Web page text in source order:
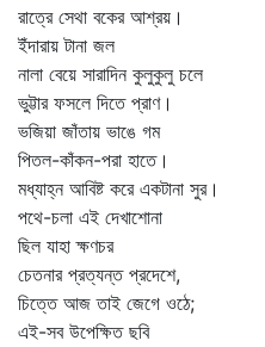
রাত্রে সেথা বকের আশ্রয়।
ইঁদারায় টানা জল
নালা বেয়ে সারাদিন কুলুকুলু চলে
ভুট্টার ফসলে দিতে প্রাণ।
ভজিয়া জাঁতায় ভাঙে গম
পিতল-কাঁকন-পরা হাতে।
মধ্যাহ্ন আবিষ্ট করে একটানা সুর।
পথে-চলা এই দেখাশোনা
ছিল যাহা ক্ষণচর
চেতনার প্রত্যন্ত প্রদেশে,
চিত্তে আজ তাই জেগে ওঠে;
এই-সব উপেক্ষিত ছবি